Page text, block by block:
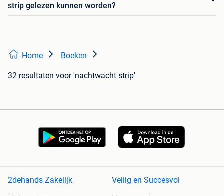
strip gelezen kunnen worden?
Home Boeken
32 resultaten voor 'nachtwacht strip'
2dehands Zakelijk
Veilig en Succesvol